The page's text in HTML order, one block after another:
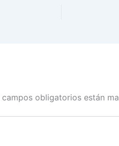
campos obligatorios están